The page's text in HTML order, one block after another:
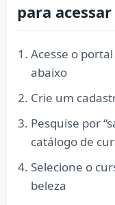
para
Acesse o
abaixo
Crie um
Pesquise por
catálogo de
Selecione o
beleza